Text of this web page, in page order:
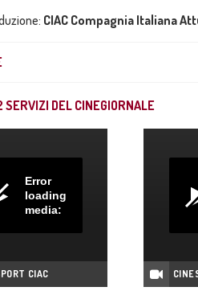
CIAC Compagnia Italiana
SERVIZI DEL CINEGIORNALE
Error
loading
media:
CIAC